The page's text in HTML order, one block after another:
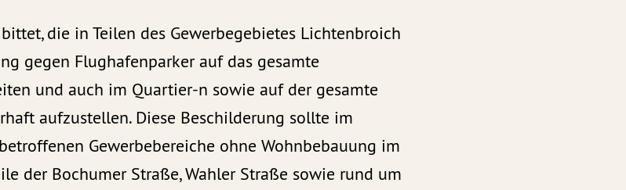
die in Teilen des Gewerbegebietes Lichtenbroich
gegen Flughafenparker auf das gesamte
und auch im Quartier-n sowie auf der gesamte
aufzustellen. Diese Beschilderung sollte im
Gewerbebereiche ohne Wohnbebauung im
der Bochumer Straße, Wahler Straße sowie rund um